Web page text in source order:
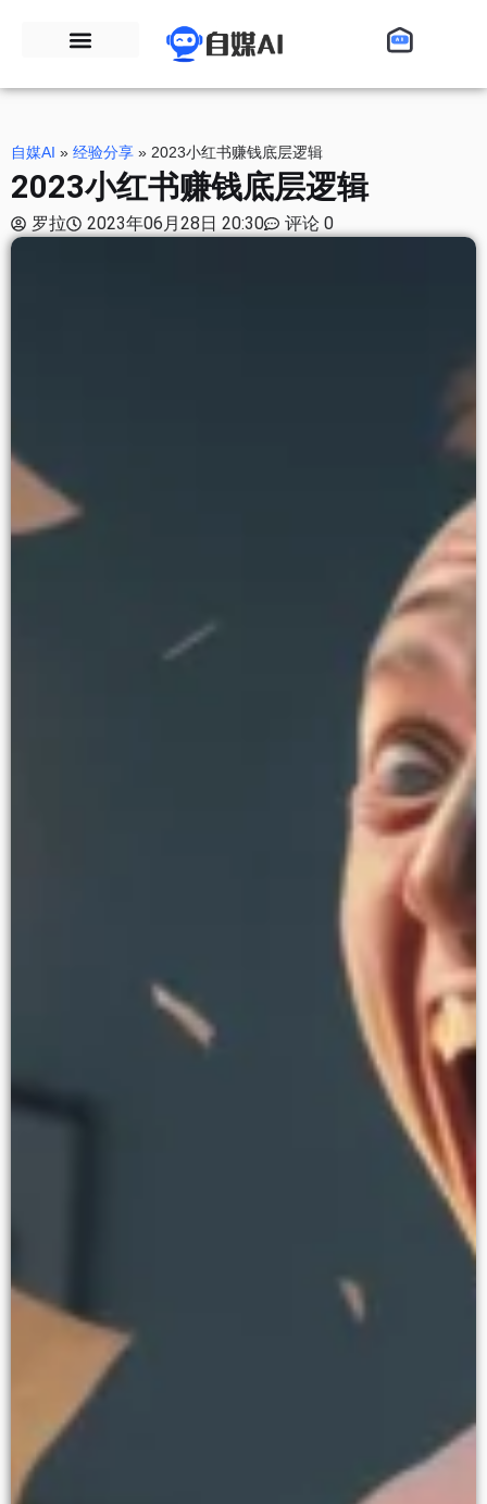
自媒AI » 经验分享 » 2023小红书赚钱底层逻辑
2023小红书赚钱底层逻辑
罗拉 2023年06月28日 20:30 评论 0